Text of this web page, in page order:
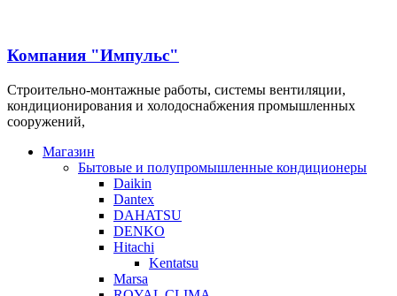
Компания "Импульс"
Строительно-монтажные работы, системы вентиляции,
кондиционирования и холодоснабжения промышленных
сооружений,
Магазин
Бытовые и полупромышленные кондиционеры
Daikin
Dantex
DAHATSU
DENKO
Hitachi
Kentatsu
Marsa